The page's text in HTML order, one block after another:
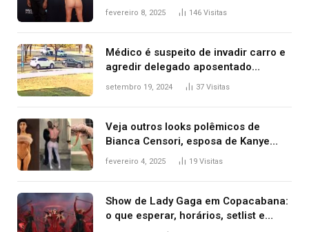
após Bianca Censori, mulher de
fevereiro 8, 2025 146 Visitas
Médico é suspeito de invadir carro e
agredir delegado aposentado
durante confusão no trânsito
setembro 19, 2024 37 Visitas
Veja outros looks polêmicos de
Bianca Censori, esposa de Kanye
West que apareceu nua no Grammy
fevereiro 4, 2025 19 Visitas
Show de Lady Gaga em Copacabana:
o que esperar, horários, setlist e